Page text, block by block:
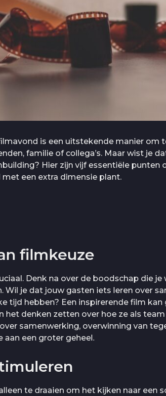
is een uitstekende manier om
familie of collega’s. Maar wist je
Hier zijn vijf essentiële punten
een extra dimensie plant.
filmkeuze
Denk na over de boodschap die
Wil je dat jouw gasten iets leren over
tijd hebben? Een inspirerende film kan
het denken zetten over hoe ze als
samenwerking, overwinning van
aan een groter geheel.
te draaien om het kijken naar een